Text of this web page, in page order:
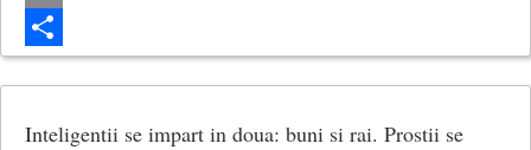
Email
Share
Inteligentii se impart in doua: buni si rai. Prostii se